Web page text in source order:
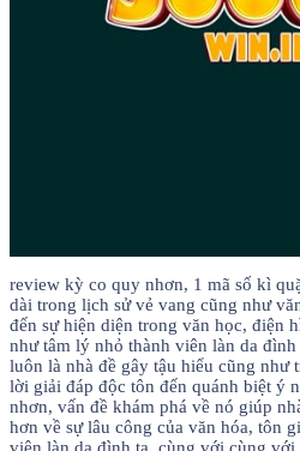
review kỳ co quy nhơn, 1 mã số kì
dài trong lịch sử vẻ vang cũng như
đến sự hiện diện trong văn học, điện
như tâm lý nhỏ thành viên làn da
luôn là nhà đề gây tậu hiểu cũng như
lời giải đáp độc tôn đến quánh biệt ý
nhơn, vấn đề khám phá về nó giúp
hơn về sự lâu công của văn hóa, tôn
viên làn da đình ta, cùng với cùng với